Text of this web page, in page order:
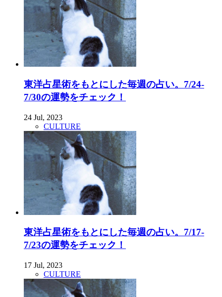
東洋占星術をもとにした毎週の占い。7/24-
7/30の運勢をチェック！
24 Jul, 2023
CULTURE
東洋占星術をもとにした毎週の占い。7/17-
7/23の運勢をチェック！
17 Jul, 2023
CULTURE